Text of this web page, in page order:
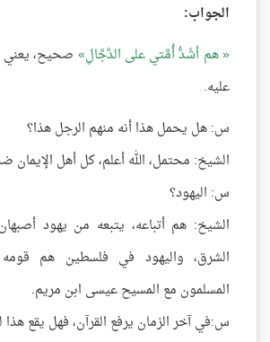
الجواب:
هم أشَدُّ أُمَّتي على الدَّجَّالِ صحيح، يعني
عليه.
س: هل يحمل هذا أنه منهم الرجل هذا؟
الشيخ: محتمل، الله أعلم، كل أهل الإيمان
س: اليهود؟
الشيخ: هم أتباعه، يتبعه من يهود
الشرق، واليهود في فلسطين هم قومه
المسلمون مع المسيح عيسى ابن مريم.
س:في آخر الزمان يرفع القرآن، فهل يقع هذا